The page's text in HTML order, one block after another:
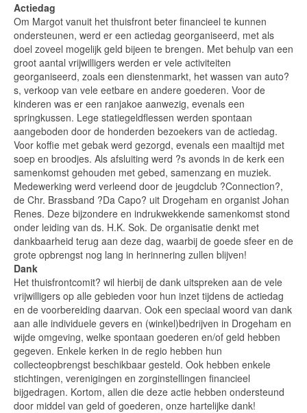
Actiedag
Om Margot vanuit het thuisfront beter financieel te kunnen
ondersteunen, werd er een actiedag georganiseerd, met als
doel zoveel mogelijk geld bijeen te brengen. Met behulp van een
groot aantal vrijwilligers werden er vele activiteiten
georganiseerd, zoals een dienstenmarkt, het wassen van auto?
s, verkoop van vele eetbare en andere goederen. Voor de
kinderen was er een ranjakoe aanwezig, evenals een
springkussen. Lege statiegeldflessen werden spontaan
aangeboden door de honderden bezoekers van de actiedag.
Voor koffie met gebak werd gezorgd, evenals een maaltijd met
soep en broodjes. Als afsluiting werd ?s avonds in de kerk een
samenkomst gehouden met gebed, samenzang en muziek.
Medewerking werd verleend door de jeugdclub ?Connection?,
de Chr. Brassband ?Da Capo? uit Drogeham en organist Johan
Renes. Deze bijzondere en indrukwekkende samenkomst stond
onder leiding van ds. H.K. Sok. De organisatie denkt met
dankbaarheid terug aan deze dag, waarbij de goede sfeer en de
grote opbrengst nog lang in herinnering zullen blijven!
Dank
Het thuisfrontcomit? wil hierbij de dank uitspreken aan de vele
vrijwilligers op alle gebieden voor hun inzet tijdens de actiedag
en de voorbereiding daarvan. Ook een speciaal woord van dank
aan alle individuele gevers en (winkel)bedrijven in Drogeham en
wijde omgeving, welke spontaan goederen en/of geld hebben
gegeven. Enkele kerken in de regio hebben hun
collecteopbrengst beschikbaar gesteld. Ook hebben enkele
stichtingen, verenigingen en zorginstellingen financieel
bijgedragen. Kortom, allen die deze actie hebben ondersteund
door middel van geld of goederen, onze hartelijke dank!